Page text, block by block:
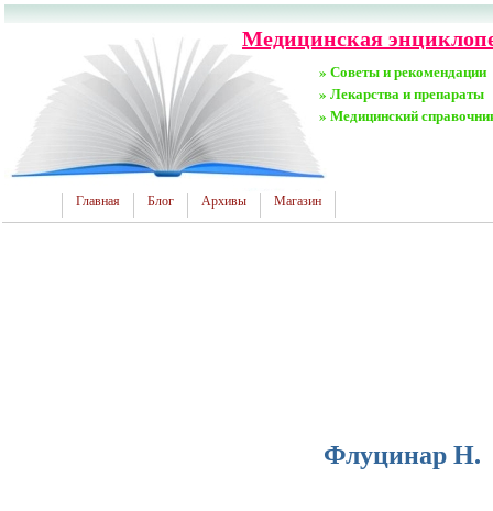
Медицинская
» Советы и рекомендации
» Лекарства и препараты
» Медицинский
Главная Блог Архивы Магазин
Флуцинар Н.